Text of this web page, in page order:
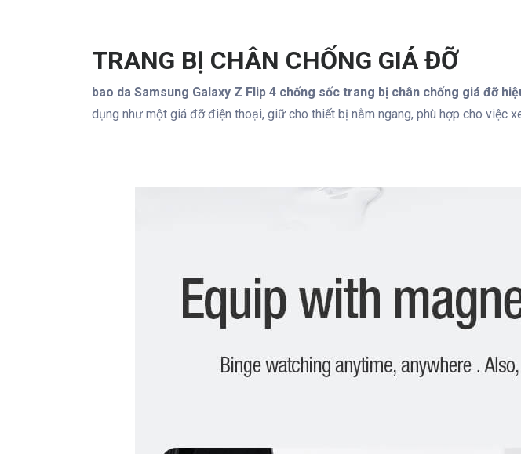
TRANG BỊ CHÂN CHỐNG GIÁ ĐỠ
bao da Samsung Galaxy Z Flip 4 chống sốc trang bị chân chống giá đỡ
dụng như một giá đỡ điện thoại, giữ cho thiết bị nằm ngang, phù hợp cho việc